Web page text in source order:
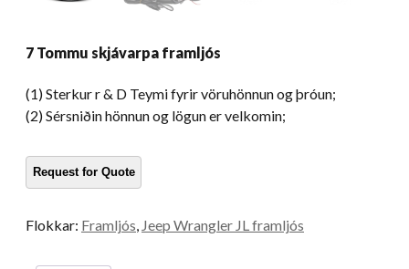
7 Tommu skjávarpa framljós
(1) Sterkur r & D Teymi fyrir vöruhönnun og þróun;
(2) Sérsniðin hönnun og lögun er velkomin;
Flokkar: Framljós Jeep Wrangler JL framljós